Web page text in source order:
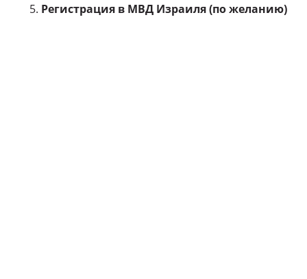
Регистрация в МВД Израиля (по желанию)